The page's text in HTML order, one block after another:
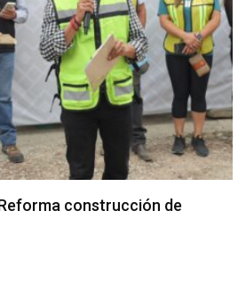
construcción de